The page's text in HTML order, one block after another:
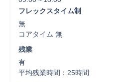
フレックスタイム制
無
コアタイム 無
残業
有
平均残業時間：25時間